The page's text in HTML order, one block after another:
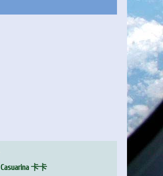
Casuarina 卡卡